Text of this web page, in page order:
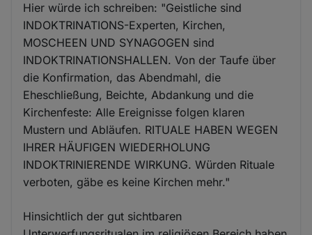
Hier würde ich schreiben: "Geistliche sind
INDOKTRINATIONS-Experten, Kirchen,
MOSCHEEN UND SYNAGOGEN sind
INDOKTRINATIONSHALLEN. Von der Taufe über
die Konfirmation, das Abendmahl, die
Eheschließung, Beichte, Abdankung und die
Kirchenfeste: Alle Ereignisse folgen klaren
Mustern und Abläufen. RITUALE HABEN WEGEN
IHRER HÄUFIGEN WIEDERHOLUNG
INDOKTRINIERENDE WIRKUNG. Würden Rituale
verboten, gäbe es keine Kirchen mehr."
Hinsichtlich der gut sichtbaren